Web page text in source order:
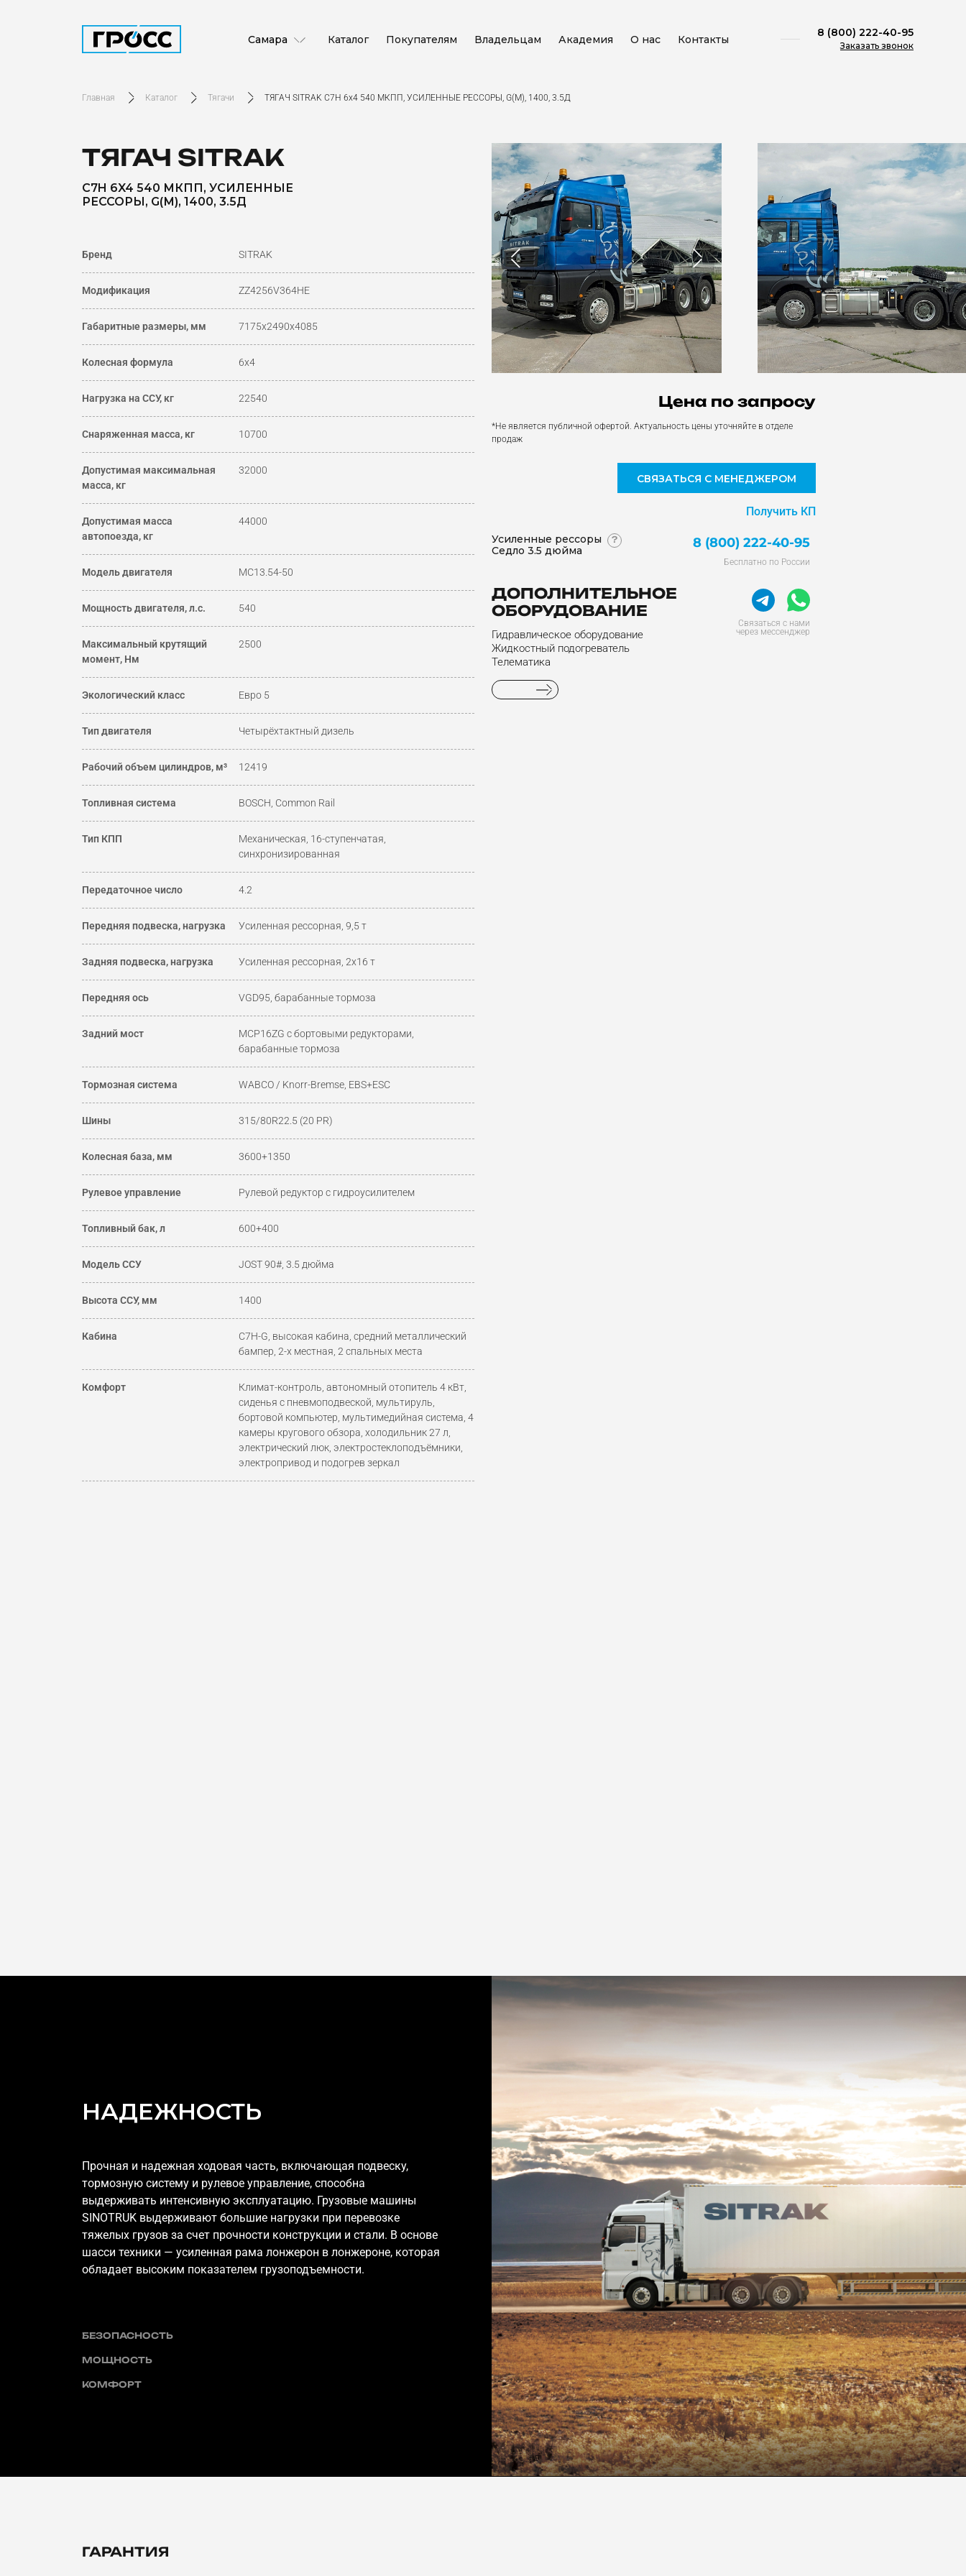
Самара Каталог Покупателям Владельцам Академия О нас Контакты
8 (800) 222-40-95
Заказать звонок
Главная Каталог Тягачи ТЯГАЧ SITRAK C7H 6x4 540 МКПП, УСИЛЕННЫЕ РЕССОРЫ, G(М), 1400, 3.5Д
ТЯГАЧ SITRAK
C7H 6X4 540 МКПП, УСИЛЕННЫЕ
РЕССОРЫ, G(М), 1400, 3.5Д
Бренд SITRAK
Модификация ZZ4256V364HE
Габаритные размеры, мм 7175x2490x4085
Колесная формула 6х4
Нагрузка на ССУ, кг 22540
Снаряженная масса, кг 10700
Допустимая максимальная
масса, кг
32000
Допустимая масса
автопоезда, кг
44000
Модель двигателя МС13.54-50
Мощность двигателя, л.с. 540
Максимальный крутящий
момент, Нм
2500
Экологический класс Евро 5
Тип двигателя Четырёхтактный дизель
Рабочий объем цилиндров, м³ 12419
Топливная система BOSCH, Common Rail
Тип КПП
Механическая, 16-ступенчатая,
синхронизированная
Передаточное число 4.2
Передняя подвеска, нагрузка Усиленная рессорная, 9,5 т
Задняя подвеска, нагрузка Усиленная рессорная, 2x16 т
Передняя ось VGD95, барабанные тормоза
Задний мост
MCP16ZG с бортовыми редукторами,
барабанные тормоза
Тормозная система WABCO / Knorr-Bremse, EBS+ESC
Шины 315/80R22.5 (20 PR)
Колесная база, мм 3600+1350
Рулевое управление Рулевой редуктор с гидроусилителем
Топливный бак, л 600+400
Модель ССУ JOST 90#, 3.5 дюйма
Высота ССУ, мм 1400
Кабина
C7H-G, высокая кабина, средний металлический
бампер, 2-х местная, 2 спальных места
Комфорт
Климат-контроль, автономный отопитель 4 кВт,
сиденья с пневмоподвеской, мультируль,
бортовой компьютер, мультимедийная система, 4
камеры кругового обзора, холодильник 27 л,
электрический люк, электростеклоподъёмники,
электропривод и подогрев зеркал
Цена по запросу
*Не является публичной офертой. Актуальность цены уточняйте в отделе
продаж
СВЯЗАТЬСЯ С МЕНЕДЖЕРОМ
Получить КП
Усиленные рессоры
Седло 3.5 дюйма
?
ДОПОЛНИТЕЛЬНОЕ
ОБОРУДОВАНИЕ
Гидравлическое оборудование
Жидкостный подогреватель
Телематика
8 (800) 222-40-95
Бесплатно по России
Связаться с нами
через мессенджер
НАДЕЖНОСТЬ
Прочная и надежная ходовая часть, включающая подвеску,
тормозную систему и рулевое управление, способна
выдерживать интенсивную эксплуатацию. Грузовые машины
SINOTRUK выдерживают большие нагрузки при перевозке
тяжелых грузов за счет прочности конструкции и стали. В основе
шасси техники — усиленная рама лонжерон в лонжероне, которая
обладает высоким показателем грузоподъемности.
БЕЗОПАСНОСТЬ
МОЩНОСТЬ
КОМФОРТ
ГАРАНТИЯ